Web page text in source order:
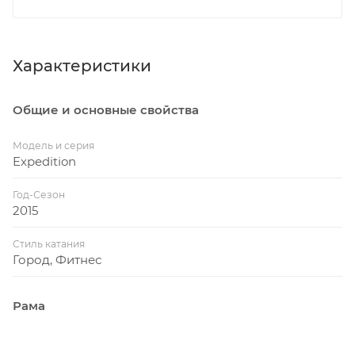
Характеристики
Общие и основные свойства
Модель и серия
Expedition
Год-Сезон
2015
Стиль катания
Город, Фитнес
Рама